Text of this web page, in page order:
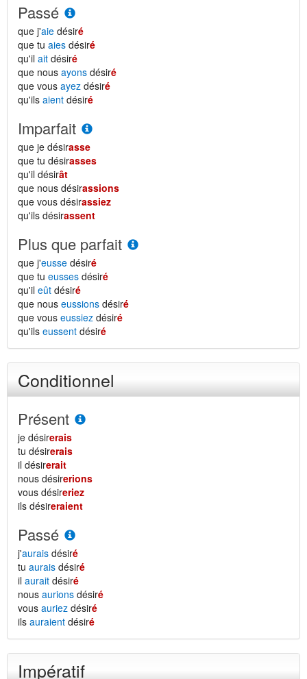
Passé
que j'aie désiré
que tu aies désiré
qu'il ait désiré
que nous ayons désiré
que vous ayez désiré
qu'ils aient désiré
Imparfait
que je désirasse
que tu désirasses
qu'il désirât
que nous désirassions
que vous désirassiez
qu'ils désirassent
Plus que parfait
que j'eusse désiré
que tu eusses désiré
qu'il eût désiré
que nous eussions désiré
que vous eussiez désiré
qu'ils eussent désiré
Conditionnel
Présent
je désirerais
tu désirerais
il désirerait
nous désirerions
vous désireriez
ils désireraient
Passé
j'aurais désiré
tu aurais désiré
il aurait désiré
nous aurions désiré
vous auriez désiré
ils auraient désiré
Impératif